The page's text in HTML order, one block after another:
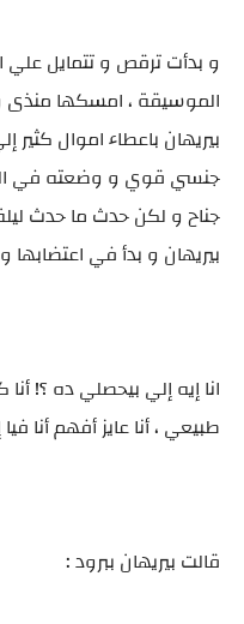
و بدأت ترقص و تتمايل
الموسيقة ، امسكها منذى
بيريهان باعطاء اموال
جنسي قوي و وضعته في
جناح و لكن حدث ما حدث
بيريهان و بدأ في
انا إيه إلي بيحصلي ده ؟!
طبيعي ، أنا عايز أفهم أنا
قالت بيريهان ببرود :